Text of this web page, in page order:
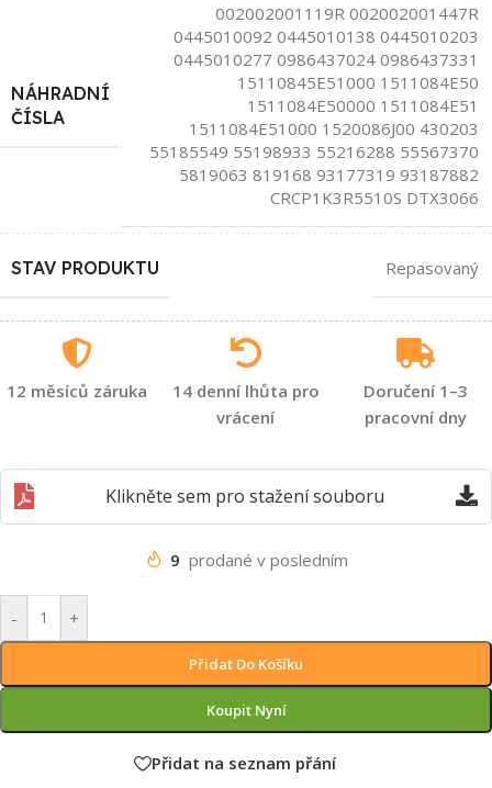
NÁHRADNÍ
ČÍSLA
002002001119R 002002001447R
0445010092 0445010138 0445010203
0445010277 0986437024 0986437331
15110845E51000 1511084E50
1511084E50000 1511084E51
1511084E51000 1520086J00 430203
55185549 55198933 55216288 55567370
5819063 819168 93177319 93187882
CRCP1K3R5510S DTX3066
STAV PRODUKTU Repasovaný
12 měsíců záruka
14 denní lhůta pro
vrácení
Doručení 1–3
pracovní dny
Klikněte sem pro stažení souboru
9 prodané v posledním
- +
Přidat Do Košíku
Koupit Nyní
Přidat na seznam přání